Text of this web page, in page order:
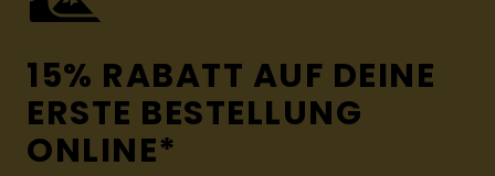
15% RABATT AUF DEINE
ERSTE BESTELLUNG
ONLINE*